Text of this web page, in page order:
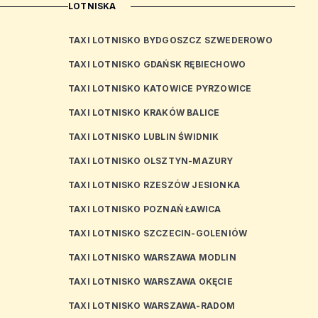
LOTNISKA
TAXI LOTNISKO BYDGOSZCZ SZWEDEROWO
TAXI LOTNISKO GDAŃSK RĘBIECHOWO
TAXI LOTNISKO KATOWICE PYRZOWICE
TAXI LOTNISKO KRAKÓW BALICE
TAXI LOTNISKO LUBLIN ŚWIDNIK
TAXI LOTNISKO OLSZTYN-MAZURY
TAXI LOTNISKO RZESZÓW JESIONKA
TAXI LOTNISKO POZNAŃ ŁAWICA
TAXI LOTNISKO SZCZECIN-GOLENIÓW
TAXI LOTNISKO WARSZAWA MODLIN
TAXI LOTNISKO WARSZAWA OKĘCIE
TAXI LOTNISKO WARSZAWA-RADOM